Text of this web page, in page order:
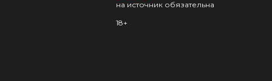
на источник обязательна
18+